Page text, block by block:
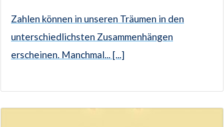
Zahlen können in unseren Träumen in den
unterschiedlichsten Zusammenhängen
erscheinen. Manchmal... [...]